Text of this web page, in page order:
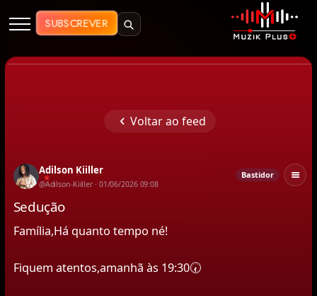
Muzik Plus AO - Streaming de
SUBSCREVER
Voltar ao feed
Adilson Kiiller
★
@Adilson-Kiiller · 01/06/2026 09:08
Bastidor
Sedução
Família,Há quanto tempo né!
Fiquem atentos,amanhã às 19:30🕢